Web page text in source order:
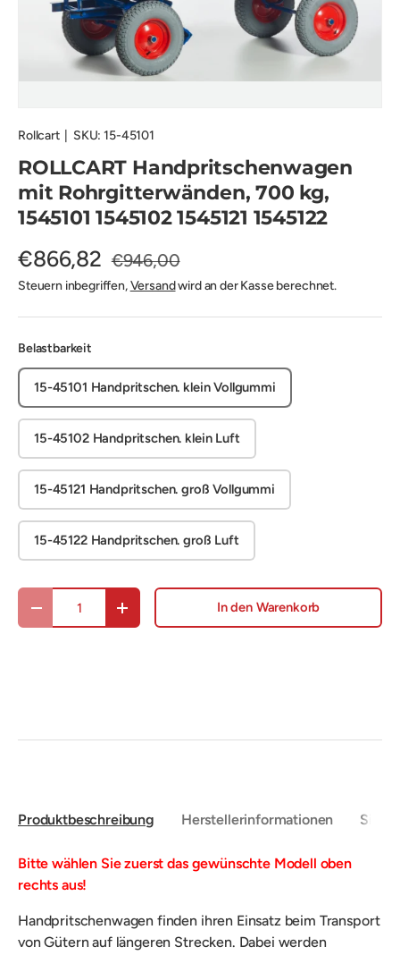
Rollcart| SKU: 15-45101
ROLLCART Handpritschenwagen
mit Rohrgitterwänden, 700 kg,
1545101 1545102 1545121 1545122
€866,82 €946,00
Steuern inbegriffen,Versandwird an der Kasse berechnet.
Belastbarkeit
15-45101 Handpritschen. klein Vollgummi
15-45102 Handpritschen. klein Luft
15-45121 Handpritschen. groß Vollgummi
15-45122 Handpritschen. groß Luft
Anzahl
Menge verringernMenge erhöhen In den Warenkorb
Produktbeschreibung Herstellerinformationen
Bitte wählen Sie zuerst das gewünschte Modell oben
rechts aus!
Handpritschenwagen finden ihren Einsatz beim Transport
von Güternauf längeren Strecken. Dabei werden